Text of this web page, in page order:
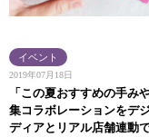
2019年07月18日
「この夏おすすめの手み
集コラボレーションをデ
ディアとリアル店舗連動